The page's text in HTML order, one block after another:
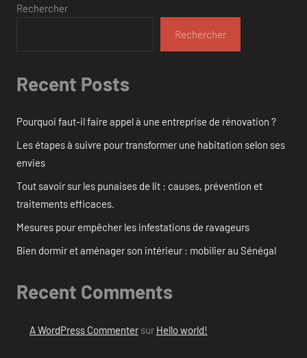
Rechercher
Rechercher
Recent Posts
Pourquoi faut-il faire appel à une entreprise de rénovation ?
Les étapes à suivre pour transformer une habitation selon ses
envies
Tout savoir sur les punaises de lit : causes, prévention et
traitements efficaces.
Mesures pour empêcher les infestations de ravageurs
Bien dormir et aménager son intérieur : mobilier au Sénégal
Recent Comments
A WordPress Commentersur Hello world!